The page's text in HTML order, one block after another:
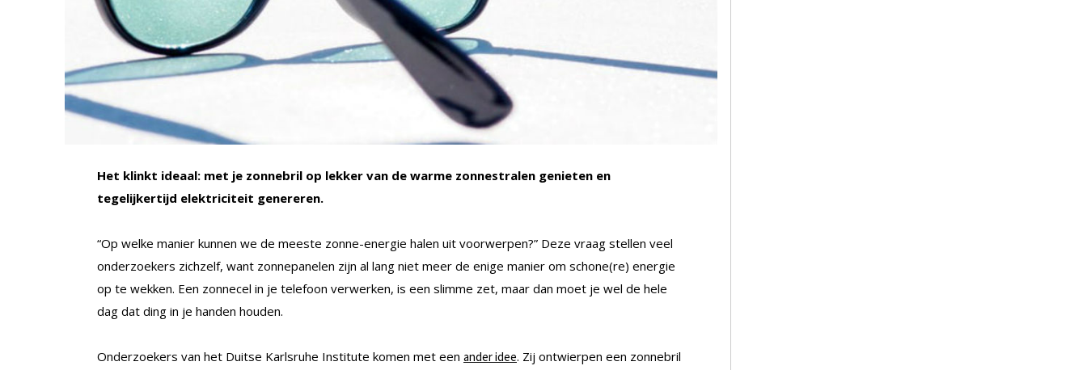
Het klinkt ideaal: met je zonnebril op lekker van de warme zonnestralen genieten en
tegelijkertijd elektriciteit genereren.
“Op welke manier kunnen we de meeste zonne-energie halen uit voorwerpen?” Deze vraag stellen veel
onderzoekers zichzelf, want zonnepanelen zijn al lang niet meer de enige manier om schone(re) energie
op te wekken. Een zonnecel in je telefoon verwerken, is een slimme zet, maar dan moet je wel de hele
dag dat ding in je handen houden.
Onderzoekers van het Duitse Karlsruhe Institute komen met een ander idee. Zij ontwierpen een zonnebril